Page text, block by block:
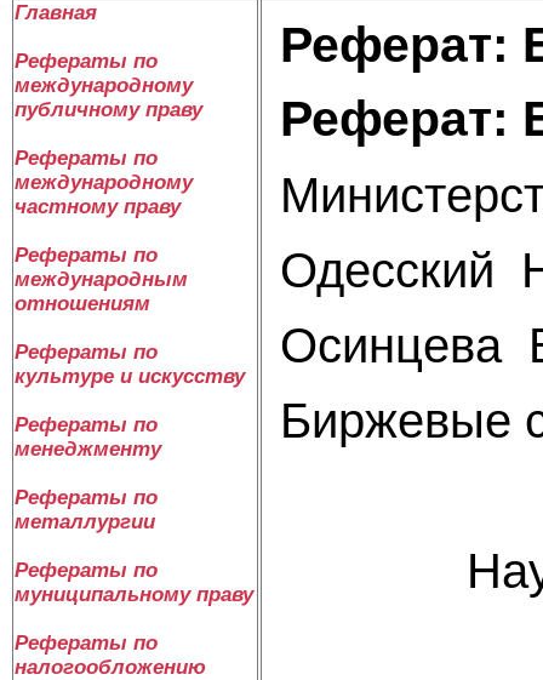
Главная
Рефераты по
международному
публичному праву
Рефераты по
международному
частному праву
Рефераты по
международным
отношениям
Рефераты по
культуре и искусству
Рефераты по
менеджменту
Рефераты по
металлургии
Рефераты по
муниципальному праву
Рефераты по
налогообложению
Реферат:
Реферат:
Одесский
Осинцева
Биржевые